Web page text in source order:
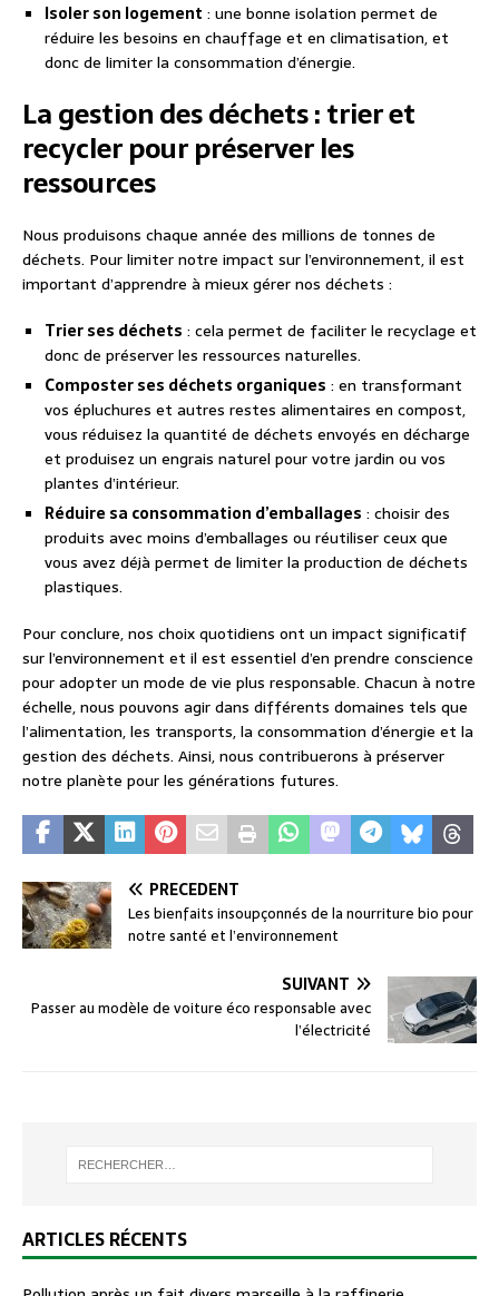
Isoler son logement : une bonne isolation permet de
réduire les besoins en chauffage et en climatisation, et
donc de limiter la consommation d’énergie.
La gestion des déchets : trier et
recycler pour préserver les
ressources
Nous produisons chaque année des millions de tonnes de
déchets. Pour limiter notre impact sur l’environnement, il est
important d’apprendre à mieux gérer nos déchets :
Trier ses déchets : cela permet de faciliter le recyclage et
donc de préserver les ressources naturelles.
Composter ses déchets organiques : en transformant
vos épluchures et autres restes alimentaires en compost,
vous réduisez la quantité de déchets envoyés en décharge
et produisez un engrais naturel pour votre jardin ou vos
plantes d’intérieur.
Réduire sa consommation d’emballages : choisir des
produits avec moins d’emballages ou réutiliser ceux que
vous avez déjà permet de limiter la production de déchets
plastiques.
Pour conclure, nos choix quotidiens ont un impact significatif
sur l’environnement et il est essentiel d’en prendre conscience
pour adopter un mode de vie plus responsable. Chacun à notre
échelle, nous pouvons agir dans différents domaines tels que
l’alimentation, les transports, la consommation d’énergie et la
gestion des déchets. Ainsi, nous contribuerons à préserver
notre planète pour les générations futures.
PRÉCÉDENT
Les bienfaits insoupçonnés de la nourriture bio pour
notre santé et l’environnement
SUIVANT
Passer au modèle de voiture éco responsable avec
l’électricité
ARTICLES RÉCENTS